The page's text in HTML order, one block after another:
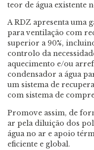
teor de água existente
A RDZ apresenta uma
para ventilação com
superior a 90%,
controlo da
aquecimento e/ou
condensador a água
um sistema de
com sistema de
Promove assim, de
ar pela diluição dos
água no ar e apoio
eficiente e global.